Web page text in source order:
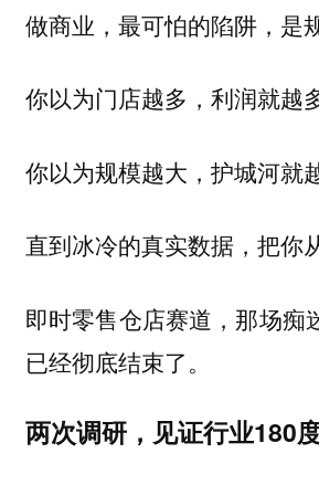
做商业，最可怕的陷阱，是
你以为门店越多，利润就越多
你以为规模越大，护城河就
直到冰冷的真实数据，把你
即时零售仓店赛道，那场痴
已经彻底结束了。
两次调研，见证行业180